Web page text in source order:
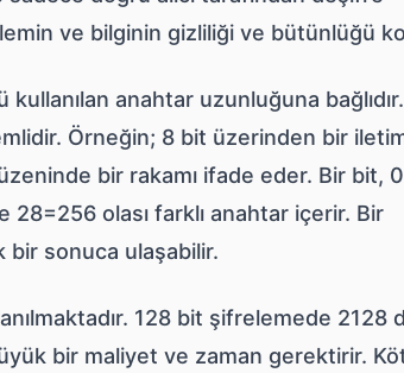
ve bilginin gizliliği ve bütünlüğü
anahtar uzunluğuna bağlıdır.
Örneğin; 8 bit üzerinden bir
bir rakamı ifade eder. Bir bit,
olası farklı anahtar içerir. Bir
bir sonuca ulaşabilir.
128 bit şifrelemede 2128
bir maliyet ve zaman gerektirir.